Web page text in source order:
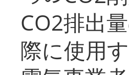
CO2排出
際に使用